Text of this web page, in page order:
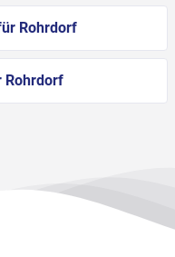
Rohrdorf
Rohrdorf